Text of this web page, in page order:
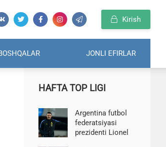
Kirish
JONLI EFIRLAR
HAFTA TOP LIGI
Argentina futbol
federatsiyasi
prezidenti Lionel